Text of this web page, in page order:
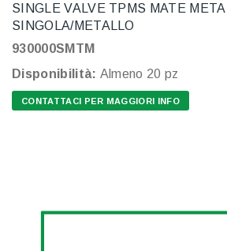
SINGLE VALVE TPMS MATE METAL
SINGOLA/METALLO
930000SMTM
Disponibilità: Almeno 20 pz
CONTATTACI PER MAGGIORI INFO